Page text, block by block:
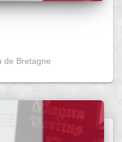
de Bretagne